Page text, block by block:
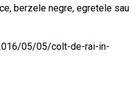
berzele negre, egretele sau
05/05/colt-de-rai-in-